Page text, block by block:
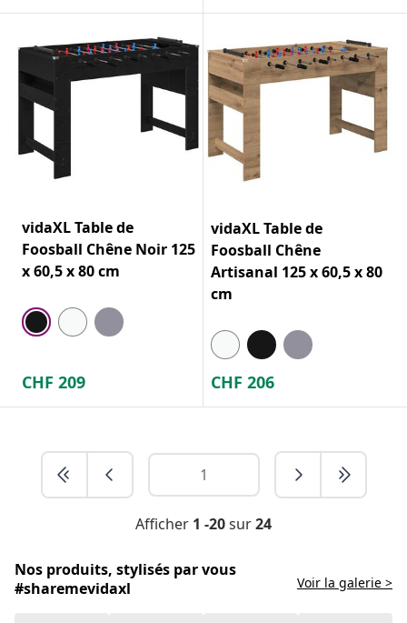
vidaXL Table de
Foosball Chêne Noir 125
x 60,5 x 80 cm
CHF 209
vidaXL Table de
Foosball Chêne
Artisanal 125 x 60,5 x 80
cm
CHF 206
Afficher 1 -20sur24
Nos produits, stylisés par vous
#sharemevidaxl
Voir la galerie >